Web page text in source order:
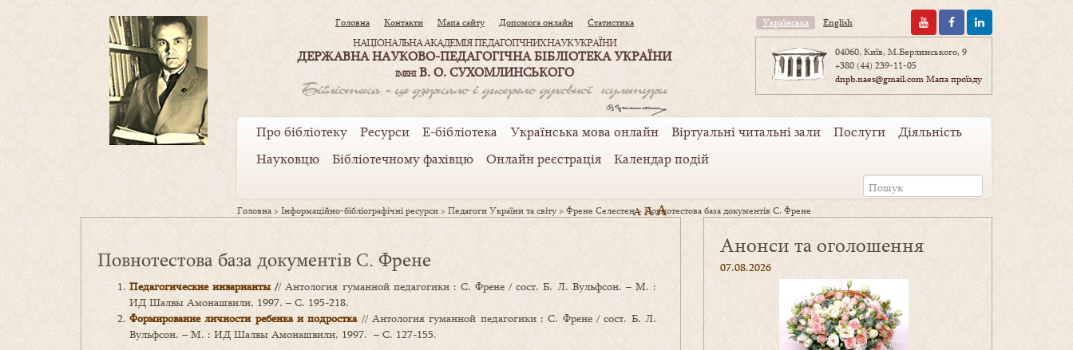
Головна Контакти Мапа сайту Допомога онлайн Статистика
НАЦІОНАЛЬНА АКАДЕМІЯ ПЕДАГОГІЧНИХ НАУК УКРАЇНИ
ДЕРЖАВНА НАУКОВО-ПЕДАГОГІЧНА БІБЛІОТЕКА УКРАЇНИ
ІМЕНІВ. О. СУХОМЛИНСЬКОГО
Українська English
04060, Київ, М.Берлинського, 9
+380 (44) 239-11-05
dnpb.naes@gmail.comМапа проїзду
Про бібліотеку Ресурси Е-бібліотека Українська мова онлайн Віртуальні читальні зали Послуги
Діяльність
Науковцю
Бібліотечному фахівцю Онлайн реєстрація Календар подій
Головна >Інформаційно-бібліографічні ресурси >Педагоги України та світу >Френе Cелестен>Повнотестова база документів С. Френе
A AA
Повнотестова база документів С. Френе
Педагогические инварианты // Антология гуманной педагогики : С. Френе / сост. Б. Л. Вульфсон. – М. :
ИД Шалвы Амонашвили, 1997. – С. 195-218.
Формирование личности ребенка и подростка// Антология гуманной педагогики : С. Френе / сост. Б. Л.
Вульфсон. – М. : ИД Шалвы Амонашвили, 1997. – С. 127-155.
Анонси та оголошення
07.08.2026